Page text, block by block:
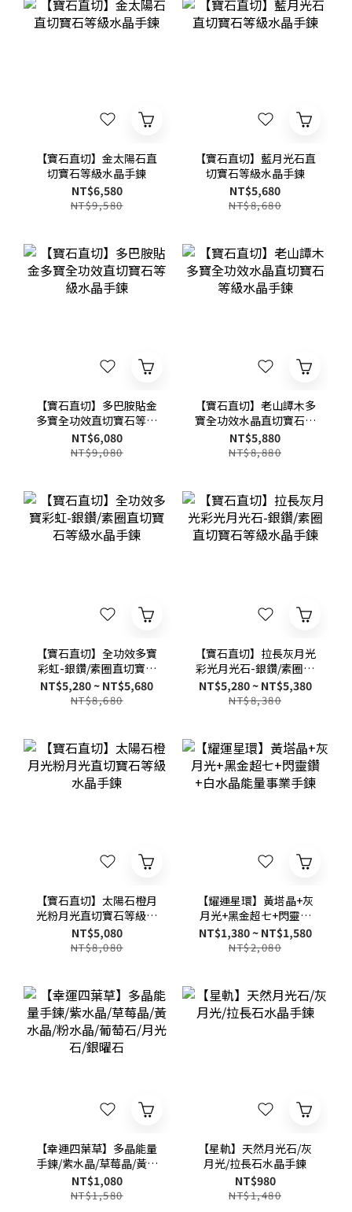
【寶石直切】金太陽石直
切寶石等級水晶手鍊
NT$6,580
NT$9,580
【寶石直切】藍月光石直
切寶石等級水晶手鍊
NT$5,680
NT$8,680
【寶石直切】多巴胺貼金
多寶全功效直切寶石等級
水晶手鍊
NT$6,080
NT$9,080
【寶石直切】老山譚木多
寶全功效水晶直切寶石等
級水晶手鍊
NT$5,880
NT$8,880
【寶石直切】全功效多寶
彩虹-銀鑽/素圈直切寶石
等級水晶手鍊
NT$5,280 ~ NT$5,680
NT$8,680
【寶石直切】拉長灰月光
彩光月光石-銀鑽/素圈直
切寶石等級水晶手鍊
NT$5,280 ~ NT$5,380
NT$8,380
【寶石直切】太陽石橙月
光粉月光直切寶石等級水
晶手鍊
NT$5,080
NT$8,080
【耀運星環】黃塔晶+灰
月光+黑金超七+閃靈鑽
+白水晶能量事業手鍊
NT$1,380 ~ NT$1,580
NT$2,080
【幸運四葉草】多晶能量
手鍊/紫水晶/草莓晶/黃水
晶/粉水晶/葡萄石/月光
石/銀曜石
NT$1,080
NT$1,580
【星軌】天然月光石/灰
月光/拉長石水晶手鍊
NT$980
NT$1,480